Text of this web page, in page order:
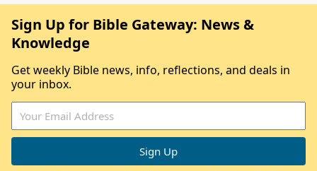
Sign Up for Bible Gateway: News &
Knowledge
Get weekly Bible news, info, reflections, and deals in
your inbox.